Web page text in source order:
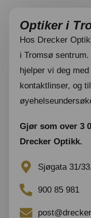
Optiker i
Hos Drecker
i Tromsø
hjelper vi deg
kontaktlinser, og
Gjør som over 3
Drecker Optikk.
Sjøgata 31/
900 85 981